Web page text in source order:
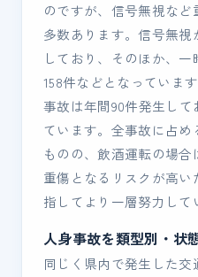
のですが、信号無視な
多数あります。信号無視
しており、そのほか、
158件などとなっていま
事故は年間90件発生して
ています。全事故に占め
ものの、飲酒運転の場
重傷となるリスクが高い
指してより一層努力して
人身事故を類型別・状
同じく県内で発生した